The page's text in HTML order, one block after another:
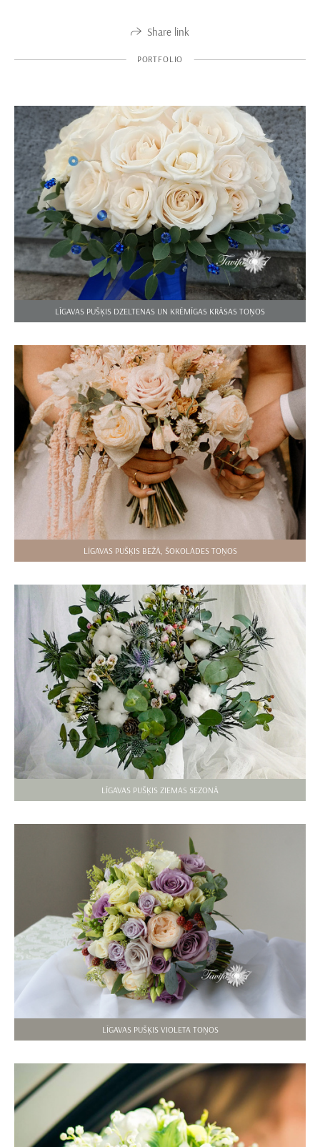
Share link
PORTFOLIO
LĪGAVAS PUŠĶIS DZELTENAS UN KRĒMĪGAS KRĀSAS TOŅOS
LĪGAVAS PUŠĶIS BEŽĀ, ŠOKOLĀDES TOŅOS
LĪGAVAS PUŠĶIS ZIEMAS SEZONĀ
LĪGAVAS PUŠĶIS VIOLETA TOŅOS